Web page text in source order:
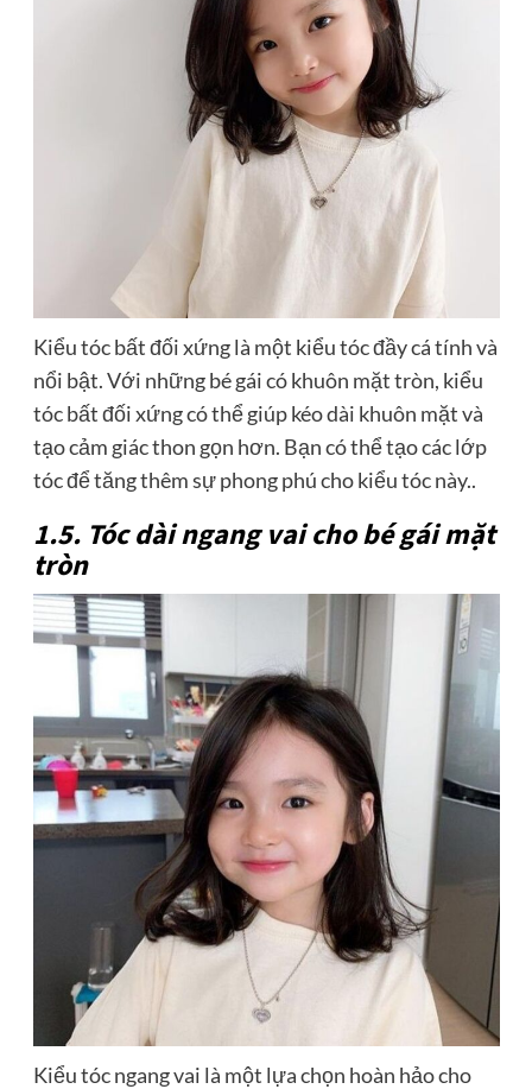
Kiểu tóc bất đối xứng là một kiểu tóc đầy cá tính và
nổi bật. Với những bé gái có khuôn mặt tròn, kiểu
tóc bất đối xứng có thể giúp kéo dài khuôn mặt và
tạo cảm giác thon gọn hơn. Bạn có thể tạo các lớp
tóc để tăng thêm sự phong phú cho kiểu tóc này..
1.5. Tóc dài ngang vai cho bé gái mặt
tròn
Kiểu tóc ngang vai là một lựa chọn hoàn hảo cho